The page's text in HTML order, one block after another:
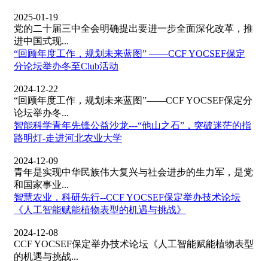
2025-01-19
党的二十届三中全会明确提出要进一步全面深化改革，推
进中国式现...
“回顾年度工作，规划未来蓝图” ——CCF YOCSEF保定
分论坛举办冬至Club活动
2024-12-22
“回顾年度工作，规划未来蓝图”——CCF YOCSEF保定分
论坛举办冬...
智能科学青年先锋公益沙龙---“他山之石”，突破迷茫的指
路明灯-走进河北农业大学
2024-12-09
青年是实现中华民族伟大复兴与社会进步的生力军，是党
和国家事业...
智慧农业，科研先行--CCF YOCSEF保定举办技术论坛
《人工智能赋能植物表型的机遇与挑战》
2024-12-08
CCF YOCSEF保定举办技术论坛《人工智能赋能植物表型
的机遇与挑战...